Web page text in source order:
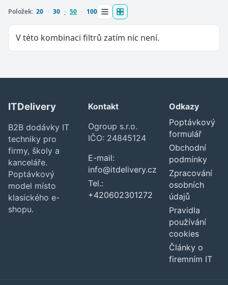
Položek: 20 30 50 100
V této kombinaci filtrů zatím nic není.
ITDelivery
B2B dodávky IT
techniky pro
firmy, školy a
kanceláře.
Poptávkový
model místo
klasického e-
shopu.
Kontakt
Ogroup s.r.o.
IČO: 24845124
E-mail:
info@itdelivery.cz
Tel.:
+420602301272
Odkazy
Poptávkový
formulář
Obchodní
podmínky
Zpracování
osobních
údajů
Pravidla
používání
cookies
Články o
firemním IT